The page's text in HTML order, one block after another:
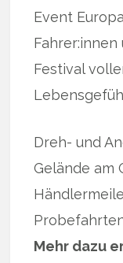
Event
Festival
Dreh- und
Gelände am
Mehr dazu